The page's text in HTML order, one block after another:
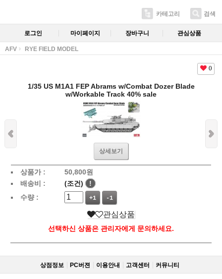
카테고리 검색
로그인 마이페이지 장바구니 관심상품
AFV RYE FIELD MODEL
0
1/35 US M1A1 FEP Abrams w/Combat Dozer Blade
w/Workable Track 40% sale
상세보기
상품가 : 50,800원
배송비 :
(조건)
!
수량 :
+1 -1
관심상품
선택하신 상품은 관리자에게 문의하세요.
상점정보 PC버젼 이용안내 고객센터 커뮤니티